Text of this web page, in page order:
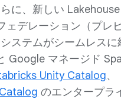
に、新しい Lakehouse
ェデレーション（プレ
ステムがシームレスに
Google マネージド
Unity Catalog、
のエンタープラ